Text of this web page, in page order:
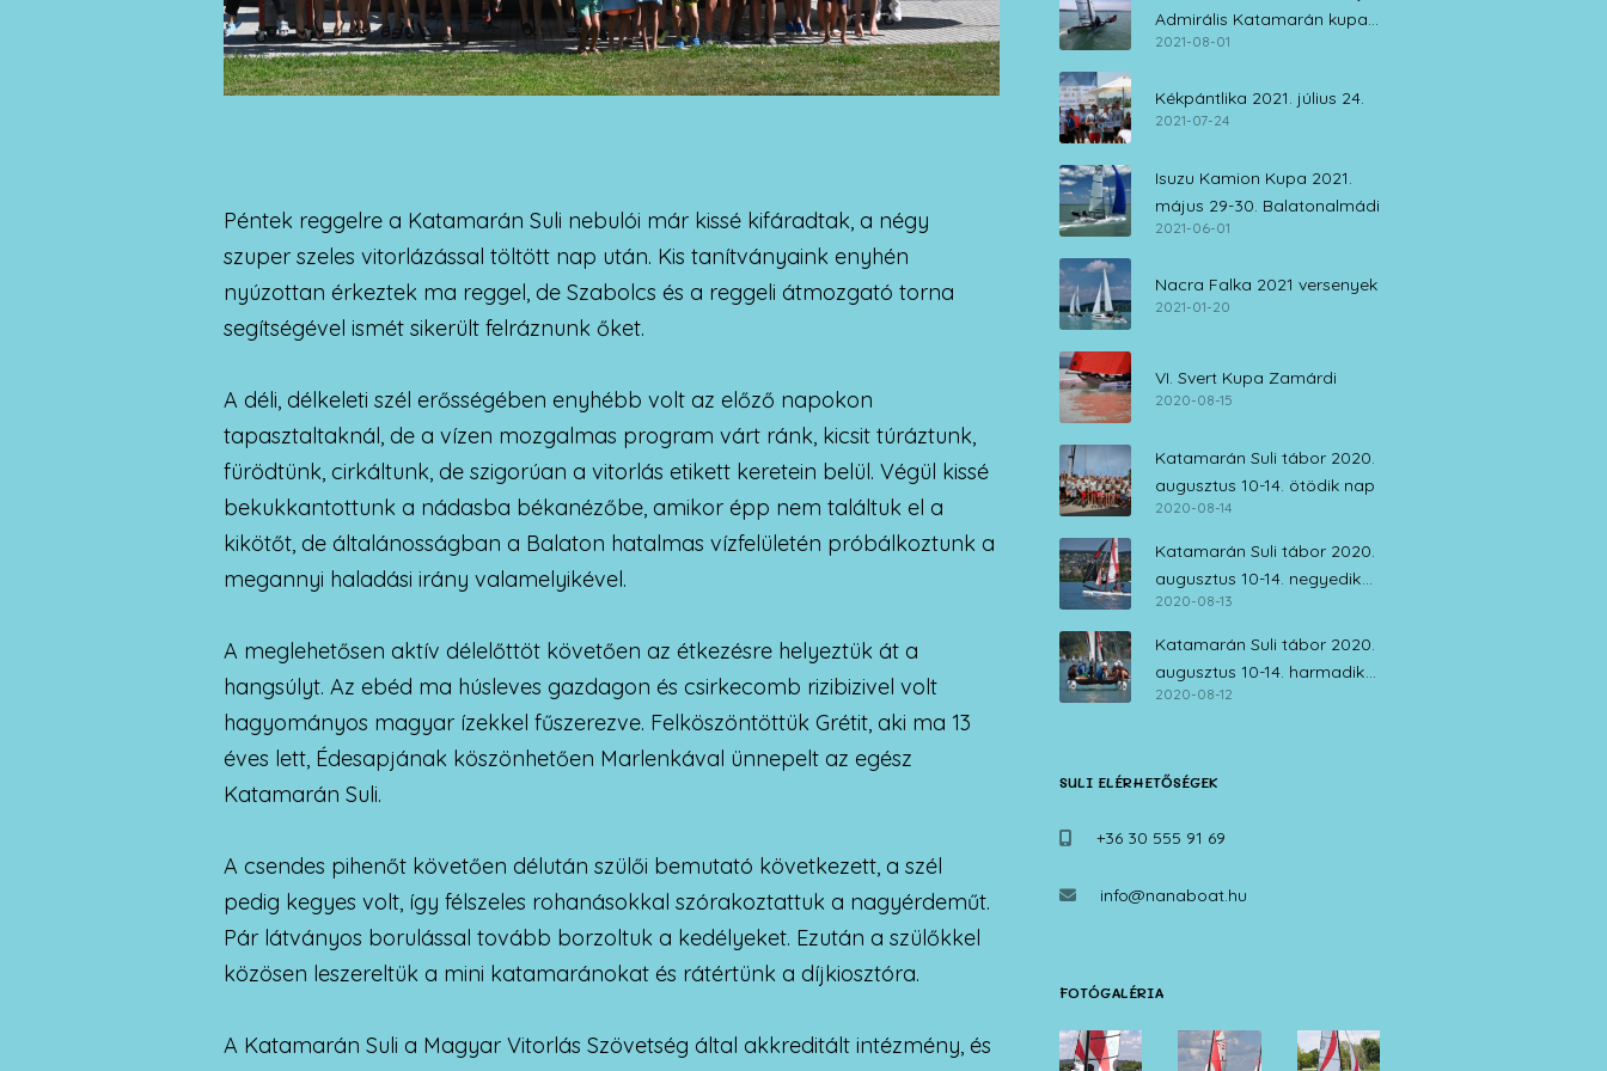
Péntek reggelre a Katamarán Suli nebulói már kissé kifáradtak, a négy
szuper szeles vitorlázással töltött nap után. Kis tanítványaink enyhén
nyúzottan érkeztek ma reggel, de Szabolcs és a reggeli átmozgató torna
segítségével ismét sikerült felráznunk őket.
A déli, délkeleti szél erősségében enyhébb volt az előző napokon
tapasztaltaknál, de a vízen mozgalmas program várt ránk, kicsit túráztunk,
fürödtünk, cirkáltunk, de szigorúan a vitorlás etikett keretein belül. Végül kissé
bekukkantottunk a nádasba békanézőbe, amikor épp nem találtuk el a
kikötőt, de általánosságban a Balaton hatalmas vízfelületén próbálkoztunk a
megannyi haladási irány valamelyikével.
A meglehetősen aktív délelőttöt követően az étkezésre helyeztük át a
hangsúlyt. Az ebéd ma húsleves gazdagon és csirkecomb rizibizivel volt
hagyományos magyar ízekkel fűszerezve. Felköszöntöttük Grétit, aki ma 13
éves lett, Édesapjának köszönhetően Marlenkával ünnepelt az egész
Katamarán Suli.
A csendes pihenőt követően délután szülői bemutató következett, a szél
pedig kegyes volt, így félszeles rohanásokkal szórakoztattuk a nagyérdeműt.
Pár látványos borulással tovább borzoltuk a kedélyeket. Ezután a szülőkkel
közösen leszereltük a mini katamaránokat és rátértünk a díjkiosztóra.
A Katamarán Suli a Magyar Vitorlás Szövetség által akkreditált intézmény, és
Admirális Katamarán kupa
július 30. – augusztus 1.
2021-08-01
Kékpántlika 2021. július 24.
2021-07-24
Isuzu Kamion Kupa 2021.
május 29-30. Balatonalmádi
2021-06-01
Nacra Falka 2021 versenyek
2021-01-20
VI. Svert Kupa Zamárdi
2020-08-15
Katamarán Suli tábor 2020.
augusztus 10-14. ötödik nap
2020-08-14
Katamarán Suli tábor 2020.
augusztus 10-14. negyedik
nap
2020-08-13
Katamarán Suli tábor 2020.
augusztus 10-14. harmadik
nap
2020-08-12
SULI ELÉRHETŐSÉGEK
+36 30 555 91 69
info@nanaboat.hu
FOTÓGALÉRIA